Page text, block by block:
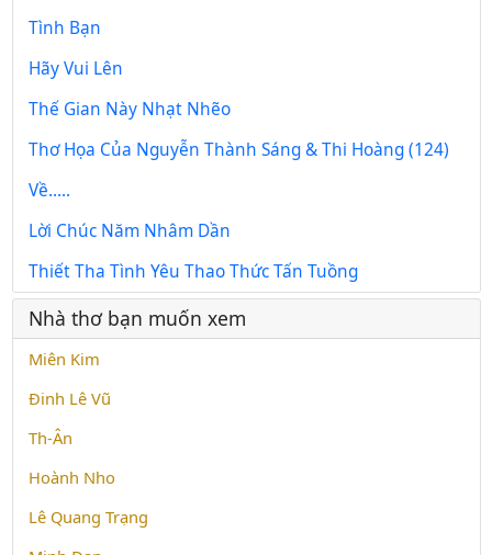
Tình Bạn
Hãy Vui Lên
Thế Gian Này Nhạt Nhẽo
Thơ Họa Của Nguyễn Thành Sáng & Thi Hoàng (124)
Về.....
Lời Chúc Năm Nhâm Dần
Thiết Tha Tình Yêu Thao Thức Tấn Tuồng
Nhà thơ bạn muốn xem
Miên Kim
Đinh Lê Vũ
Th-Ân
Hoành Nho
Lê Quang Trạng